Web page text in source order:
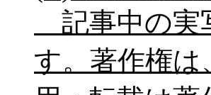
記事中の実
す。著作権は